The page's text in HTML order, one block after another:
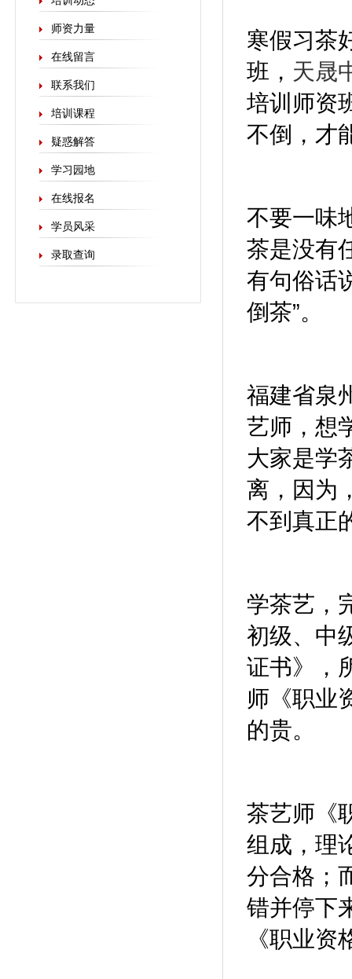
师资力量
在线留言
联系我们
培训课程
疑惑解答
学习园地
在线报名
学员风采
录取查询
寒假习茶
班， 天晟
培训师资
不倒，才
不要一味
茶是没有
有句俗话
倒茶”。
福建省泉
艺师，想
大家是学
离，因为
不到真正
学茶艺，
初级、中
证书》，
师《职业
的贵。
茶艺师《
组成，理
分合格；
错并停下
《职业资